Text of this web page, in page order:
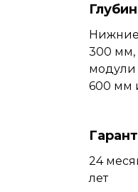
300 мм,
600 мм
24
лет